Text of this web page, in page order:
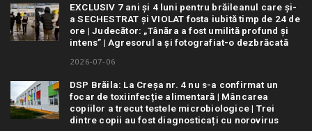
EXCLUSIV 7 ani și 4 luni pentru brăileanul care și-
a SECHESTRAT și VIOLAT fosta iubită timp de 24 de
ore | Judecător: „Tânăra a fost umilită profund și
intens” | Agresorul a și fotografiat-o dezbrăcată
2026-07-06
DSP Brăila: La Creșa nr. 4 nu s-a confirmat un
focar de toxiinfecție alimentară | Mâncarea
copiilor a trecut testele microbiologice | Trei
dintre copii au fost diagnosticați cu norovirus